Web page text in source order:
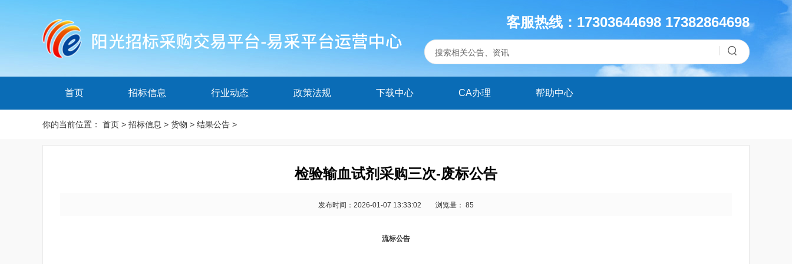
客服热线：17303644698 17382864698
首页 招标信息 行业动态 政策法规 下载中心 CA办理 帮助中心
你的当前位置： 首页 > 招标信息 > 货物 > 结果公告 >
检验输血试剂采购三次-废标公告
发布时间：2026-01-07 13:33:02 浏览量： 85
流标公告